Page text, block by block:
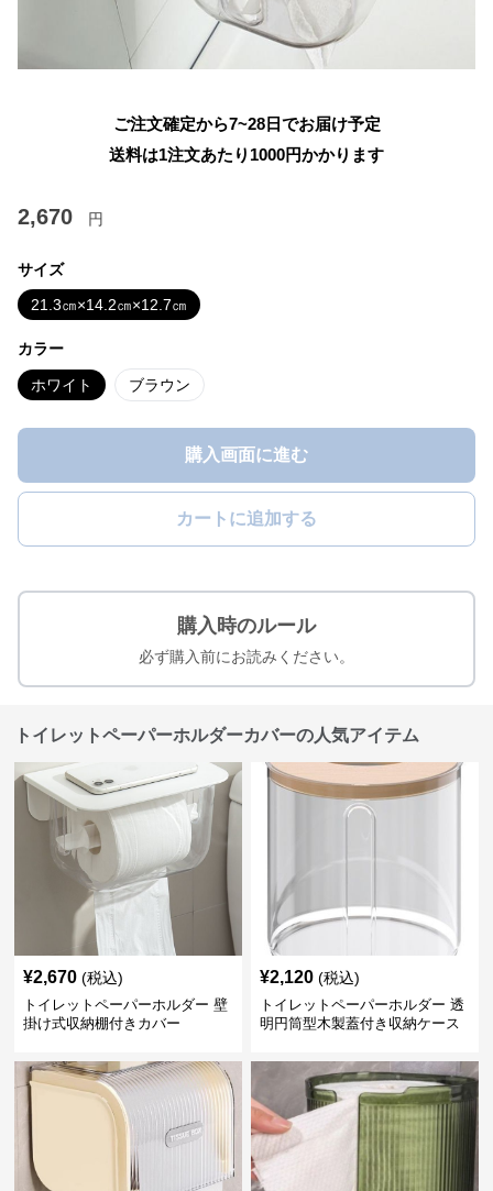
ご注文確定から7~28日でお届け予定
送料は1注文あたり 1000円かかります
2,670 円
サイズ
21.3㎝×14.2㎝×12.7㎝
カラー
ホワイト ブラウン
購入画面に進む
カートに追加する
購入時のルール
必ず購入前にお読みください。
トイレットペーパーホルダーカバーの人気アイテム
¥2,670 (税込)
トイレットペーパーホルダー 壁
掛け式収納棚付きカバー
¥2,120 (税込)
トイレットペーパーホルダー 透
明円筒型木製蓋付き収納ケース